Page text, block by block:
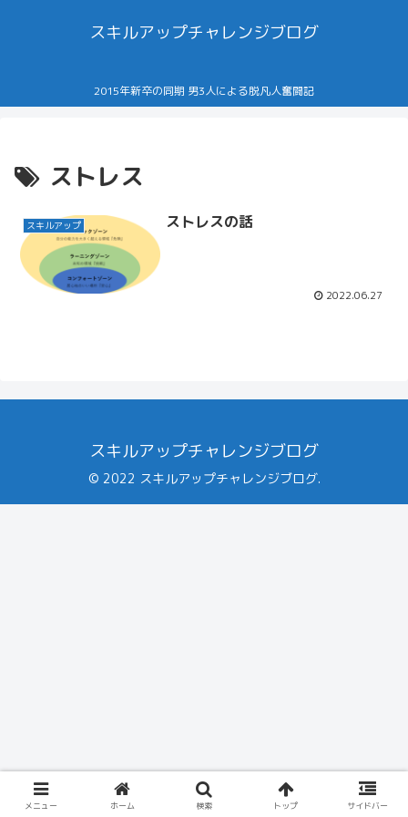
スキルアップチャレンジブログ
2015年新卒の同期 男3人による脱凡人奮闘記
ストレス
スキルアップ ストレスの話
2022.06.27
スキルアップチャレンジブログ
© 2022 スキルアップチャレンジブログ.
メニュー ホーム 検索 トップ サイドバー